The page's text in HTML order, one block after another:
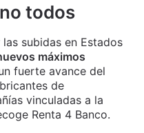
todos
subidas en Estados
máximos
fuerte avance del
de
vinculadas a la
Renta 4 Banco.